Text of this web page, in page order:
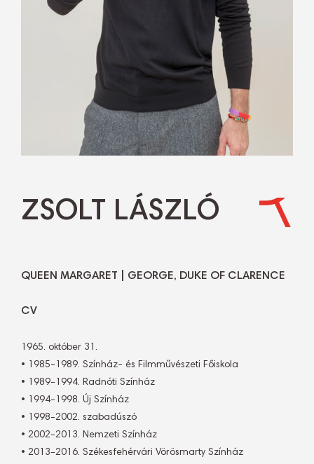
ZSOLT LÁSZLÓ
QUEEN MARGARET | GEORGE, DUKE OF CLARENCE
CV
1965. október 31.
• 1985-1989. Színház- és Filmművészeti Főiskola
• 1989-1994. Radnóti Színház
• 1994-1998. Új Színház
• 1998-2002. szabadúszó
• 2002-2013. Nemzeti Színház
• 2013-2016. Székesfehérvári Vörösmarty Színház